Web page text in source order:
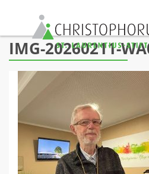
Skip to content
IMG-20260211-